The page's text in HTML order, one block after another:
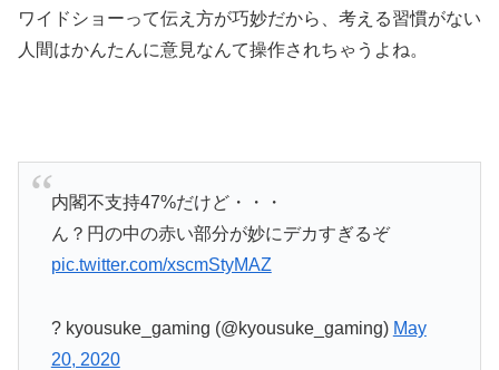
ワイドショーって伝え方が巧妙だから、考える習慣がない
人間はかんたんに意見なんて操作されちゃうよね。
内閣不支持47%だけど・・・
ん？円の中の赤い部分が妙にデカすぎるぞ
pic.twitter.com/xscmStyMAZ
? kyousuke_gaming (@kyousuke_gaming) May
20, 2020